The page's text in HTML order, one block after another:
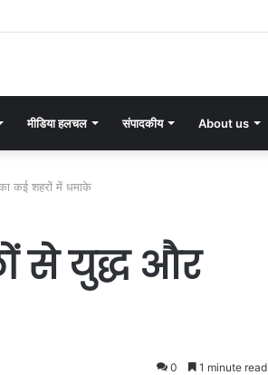
महिलाओं के खातों में पहुंची सम्मान राशि
मीडिया हलचल संपादकीय About us
कई शहरों में धमाके
से युद्ध और
0 1 minute read